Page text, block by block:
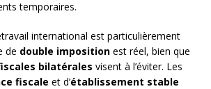
temporaires.
international est particulièrement
de double imposition est réel, bien que
bilatérales visent à l’éviter. Les
fiscale et d’établissement stable